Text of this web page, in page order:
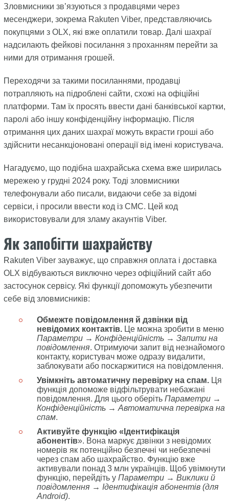
Зловмисники зв’язуються з продавцями через
месенджери, зокрема Rakuten Viber, представляючись
покупцями з OLX, які вже оплатили товар. Далі шахраї
надсилають фейкові посилання з проханням перейти за
ними для отримання грошей.
Переходячи за такими посиланнями, продавці
потрапляють на підроблені сайти, схожі на офіційні
платформи. Там їх просять ввести дані банківської картки,
паролі або іншу конфіденційну інформацію. Після
отримання цих даних шахраї можуть вкрасти гроші або
здійснити несанкціоновані операції від імені користувача.
Нагадуємо, що подібна шахрайська схема вже ширилась
мережею у грудні 2024 року. Тоді зловмисники
телефонували або писали, видаючи себе за відомі
сервіси, і просили ввести код із СМС. Цей код
використовували для зламу акаунтів Viber.
Як запобігти шахрайству
Rakuten Viber зауважує, що справжня оплата і доставка
OLX відбуваються виключно через офіційний сайт або
застосунок сервісу. Які функції допоможуть убезпечити
себе від зловмисників:
Обмежте повідомлення й дзвінки від
невідомих контактів.Це можна зробити в меню
Параметри → Конфіденційність → Запити на
повідомлення. Отримуючи запит від незнайомого
контакту, користувач може одразу видалити,
заблокувати або поскаржитися на повідомлення.
Увімкніть автоматичну перевірку на спам. Ця
функція допоможе відфільтрувати небажані
повідомлення. Для цього оберіть Параметри →
Конфіденційність → Автоматична перевірка на
спам.
Активуйте функцію «Ідентифікація
абонентів». Вона маркує дзвінки з невідомих
номерів як потенційно безпечні чи небезпечні
через спам або шахрайство. Функцію вже
активували понад 3 млн українців. Щоб увімкнути
функцію, перейдіть у Параметри → Виклики й
повідомлення → Ідентифікація абонентів (для
Android).